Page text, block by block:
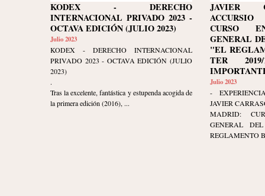
KODEX - DERECHO
INTERNACIONAL PRIVADO 2023 -
OCTAVA EDICIÓN (JULIO 2023)
Julio 2023
KODEX - DERECHO INTERNACIONAL
PRIVADO 2023 - OCTAVA EDICIÓN (JULIO
2023)
.
Tras la excelente, fantástica y estupenda acogida de
la primera edición (2016), ...
JAVIER
CURSO
GENERAL
"EL
TER 2019/
Julio 2023
-
JAVIER
MADRID:
GENERAL
REGLAMENTO